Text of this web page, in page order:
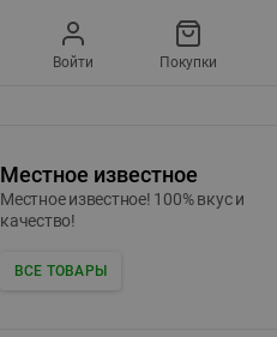
Войти Покупки
Местное известное
Местное известное! 100% вкус и
качество!
ВСЕ ТОВАРЫ